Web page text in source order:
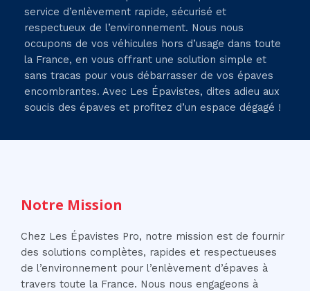
service d’enlèvement rapide, sécurisé et
respectueux de l’environnement. Nous nous
occupons de vos véhicules hors d’usage dans toute
la France, en vous offrant une solution simple et
sans tracas pour vous débarrasser de vos épaves
encombrantes. Avec Les Épavistes, dites adieu aux
soucis des épaves et profitez d’un espace dégagé !
Notre Mission
Chez Les Épavistes Pro, notre mission est de fournir
des solutions complètes, rapides et respectueuses
de l’environnement pour l’enlèvement d’épaves à
travers toute la France. Nous nous engageons à